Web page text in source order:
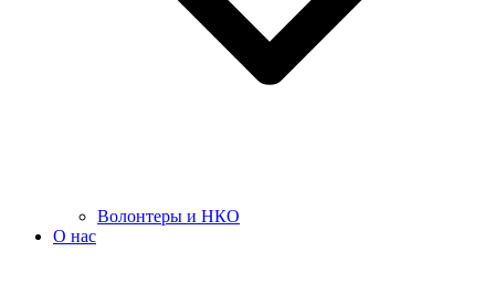
Волонтеры и НКО
О нас